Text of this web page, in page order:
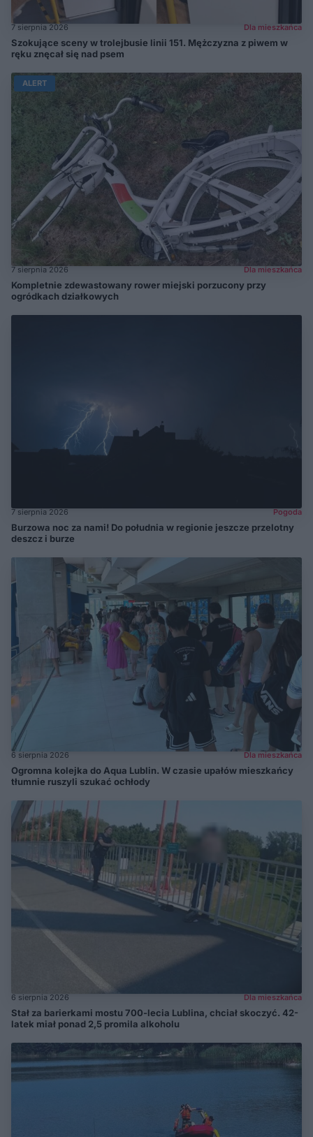
7 sierpnia 2026 Dla mieszkańca
Szokujące sceny w trolejbusie linii 151. Mężczyzna z piwem w
ręku znęcał się nad psem
ALERT
7 sierpnia 2026 Dla mieszkańca
Kompletnie zdewastowany rower miejski porzucony przy
ogródkach działkowych
7 sierpnia 2026 Pogoda
Burzowa noc za nami! Do południa w regionie jeszcze przelotny
deszcz i burze
6 sierpnia 2026 Dla mieszkańca
Ogromna kolejka do Aqua Lublin. W czasie upałów mieszkańcy
tłumnie ruszyli szukać ochłody
6 sierpnia 2026 Dla mieszkańca
Stał za barierkami mostu 700-lecia Lublina, chciał skoczyć. 42-
latek miał ponad 2,5 promila alkoholu